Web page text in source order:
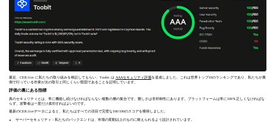
最近、CER.live に私たちの取り組みを検証してもらい、Toobit は AAAセキュリティ評価を達成しました。
これは世界トップ10のランキングであり、私たちが裏
側で行っている作業が次の取引と同じくらい堅固であることを証明しています。
評価の裏にある指標
真のセキュリティとは、常に機能し続けなければならない複数の層の集合です。難しさは非対称性にあります。プラットフォームは常に100％正しくなければな
らず、攻撃者は一度だけ成功すればよいのです。
最新のCER.liveデータによると、私たちはすべての項目で完璧な100/100のスコアを獲得しました。
サーバーセキュリティ：私たちのバックエンドは、市場の変動以上のものに耐えられるよう設計されています。